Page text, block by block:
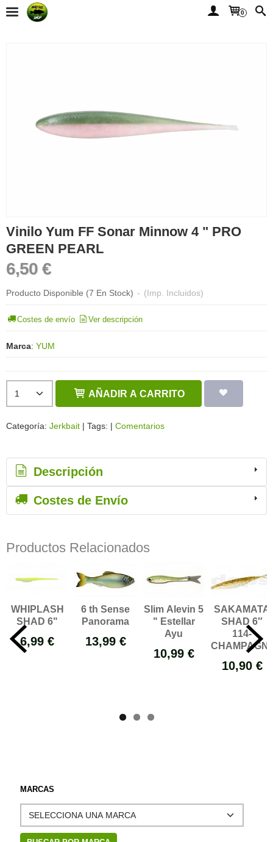
0
MARCAS
Vinilo Yum FF Sonar Minnow 4 " PRO
GREEN PEARL
6,50 €
Producto Disponible (7 En Stock) - (Imp. Incluidos)
Costes de envío Ver descripción
Marca: YUM
AÑADIR A CARRITO
Categoría: Jerkbait | Tags: | Comentarios
Descripción
Costes de Envío
Productos Relacionados
WHIPLASH
SHAD 6"
6,99 €
6 th Sense
Panorama
13,99 €
Slim Alevin 5
" Estellar
Ayu
10,99 €
SAKAMATA
SHAD 6″
114-
10,90 €